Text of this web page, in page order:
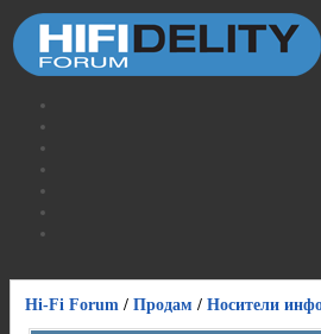
Hi-Fi Forum / Продам / Носители